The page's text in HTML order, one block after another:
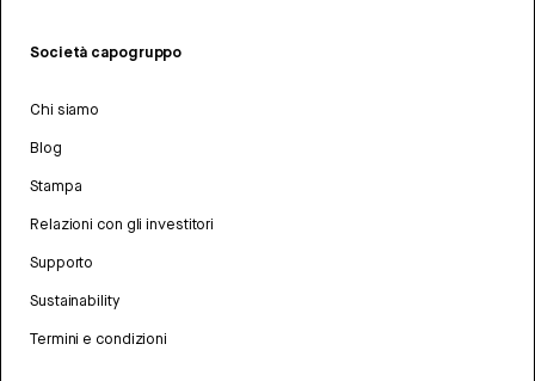
Società capogruppo
Chi siamo
Blog
Stampa
Relazioni con gli investitori
Supporto
Sustainability
Termini e condizioni